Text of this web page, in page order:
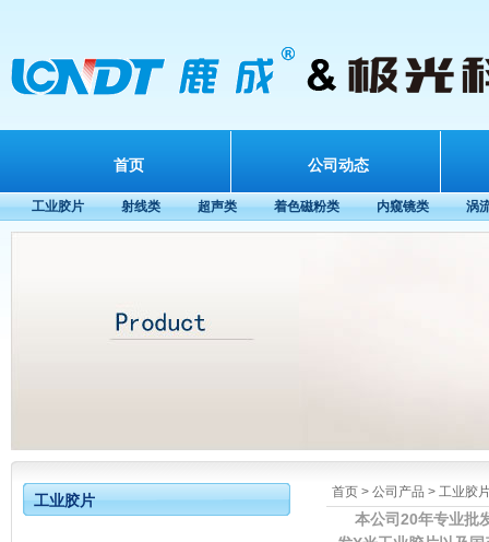
首页 公司动态
工业胶片 射线类 超声类 着色磁粉类 内窥镜类 涡
首页 > 公司产品 > 工业胶
本公司20年专业批
工业胶片